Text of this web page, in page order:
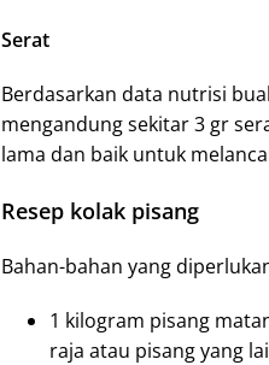
Serat
Berdasarkan data nutrisi
mengandung sekitar 3 gr
lama dan baik untuk
Resep kolak pisang
Bahan-bahan yang
1 kilogram pisang
raja atau pisang yang